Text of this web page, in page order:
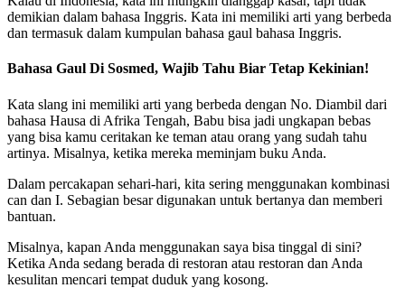
demikian dalam bahasa Inggris. Kata ini memiliki arti yang berbeda
dan termasuk dalam kumpulan bahasa gaul bahasa Inggris.
Bahasa Gaul Di Sosmed, Wajib Tahu Biar Tetap Kekinian!
Kata slang ini memiliki arti yang berbeda dengan No. Diambil dari
bahasa Hausa di Afrika Tengah, Babu bisa jadi ungkapan bebas
yang bisa kamu ceritakan ke teman atau orang yang sudah tahu
artinya. Misalnya, ketika mereka meminjam buku Anda.
Dalam percakapan sehari-hari, kita sering menggunakan kombinasi
can dan I. Sebagian besar digunakan untuk bertanya dan memberi
bantuan.
Misalnya, kapan Anda menggunakan saya bisa tinggal di sini?
Ketika Anda sedang berada di restoran atau restoran dan Anda
kesulitan mencari tempat duduk yang kosong.